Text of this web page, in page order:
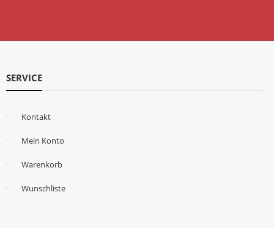
SERVICE
Kontakt
Mein Konto
Warenkorb
Wunschliste